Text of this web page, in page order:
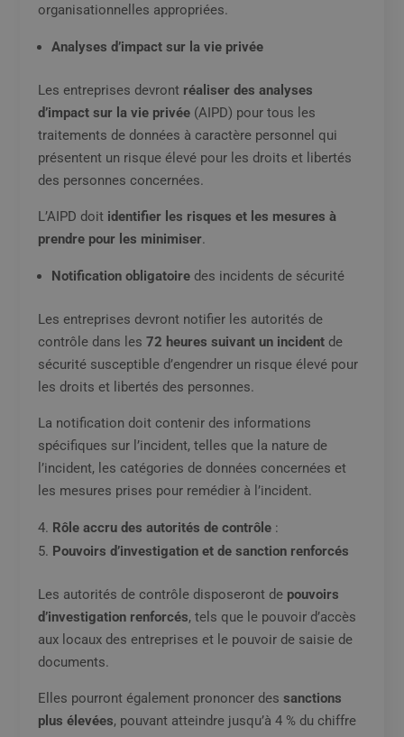
organisationnelles appropriées.
Analyses d’impact sur la vie privée
Les entreprises devront réaliser des analyses
d’impact sur la vie privée (AIPD) pour tous les
traitements de données à caractère personnel qui
présentent un risque élevé pour les droits et libertés
des personnes concernées.
L’AIPD doit identifier les risques et les mesures à
prendre pour les minimiser.
Notification obligatoire des incidents de sécurité
Les entreprises devront notifier les autorités de
contrôle dans les72 heures suivant un incident de
sécurité susceptible d’engendrer un risque élevé pour
les droits et libertés des personnes.
La notification doit contenir des informations
spécifiques sur l’incident, telles que la nature de
l’incident, les catégories de données concernées et
les mesures prises pour remédier à l’incident.
Rôle accru des autorités de contrôle :
Pouvoirs d’investigation et de sanction renforcés
Les autorités de contrôle disposeront de pouvoirs
d’investigation renforcés, tels que le pouvoir d’accès
aux locaux des entreprises et le pouvoir de saisie de
documents.
Elles pourront également prononcer dessanctions
plus élevées, pouvant atteindre jusqu’à 4 % du chiffre